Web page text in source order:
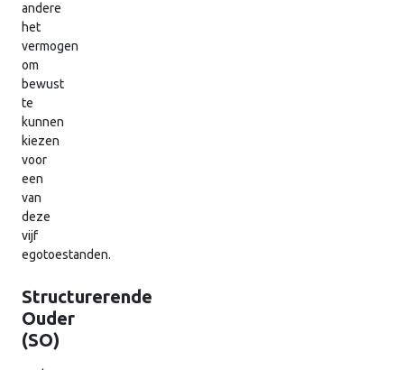
andere
het
vermogen
om
bewust
te
kunnen
kiezen
voor
een
van
deze
vijf
egotoestanden.
Structurerende
Ouder
(SO)